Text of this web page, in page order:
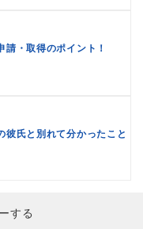
請・取得のポイント！
彼氏と別れて分かったこと
する